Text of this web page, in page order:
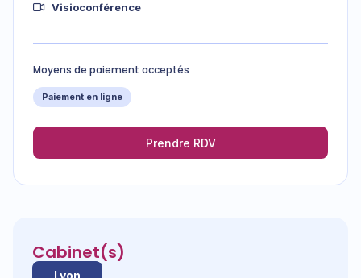
Visioconférence
Moyens de paiement acceptés
Paiement en ligne
Prendre RDV
Cabinet(s)
Lyon